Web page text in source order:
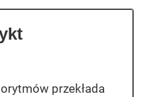
przekłada